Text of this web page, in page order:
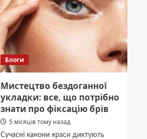
обійдеться
без
новинки
від
«Ласунки»?
Блоги
Мистецтво бездоганної
укладки: все, що потрібно
знати про фіксацію брів
5 місяців тому назад
Сучасні канони краси диктують